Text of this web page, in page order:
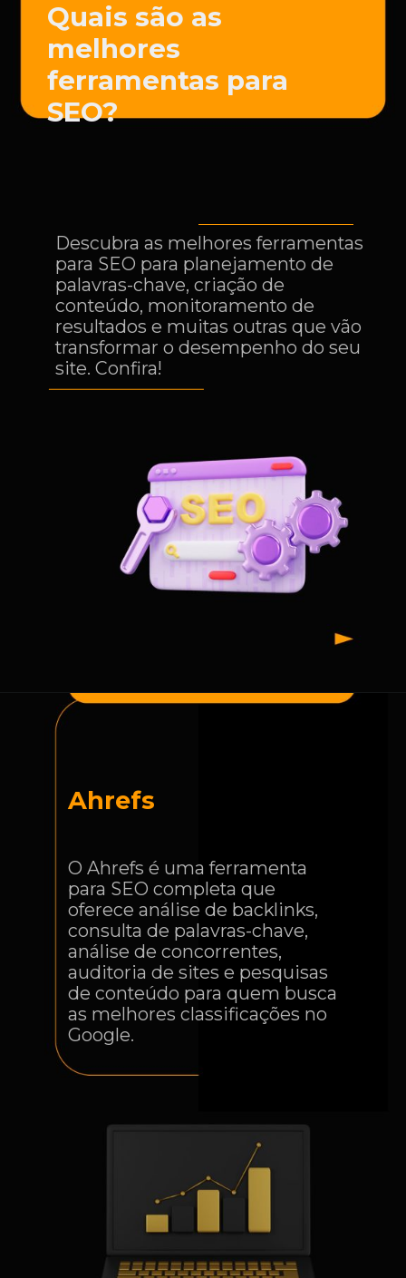
Quais são as
melhores
ferramentas para
SEO?
Descubra as melhores ferramentas
para SEO para planejamento de
palavras-chave, criação de
conteúdo, monitoramento de
resultados e muitas outras que vão
transformar o desempenho do seu
site. Confira!
O Ahrefs é uma ferramenta
para SEO completa que
oferece análise de backlinks,
consulta de palavras-chave,
análise de concorrentes,
auditoria de sites e pesquisas
de conteúdo para quem busca
as melhores classificações no
Google.
Ahrefs